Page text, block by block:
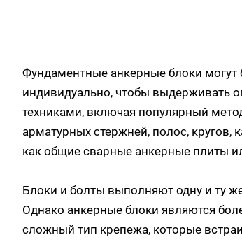
Фундаментные анкерные блоки могут
индивидуально, чтобы выдерживать
техниками, включая популярный
арматурных стержней, полос, кругов,
как общие сварные анкерные плиты
Блоки и болты выполняют одну и ту
Однако анкерные блоки являются
сложный тип крепежа, которые